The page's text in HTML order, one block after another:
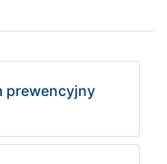
prewencyjny